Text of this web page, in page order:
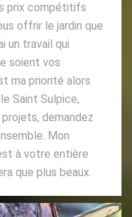
prix compétitifs
offrir le jardin que
un travail qui
soient vos
ma priorité alors
Saint Sulpice,
demandez
Mon
à votre entière
que plus beaux.